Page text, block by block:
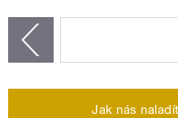
Jak nás